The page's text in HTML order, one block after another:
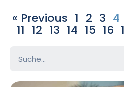
« Previous 1 2 3 4
11 12 13 14 15 16